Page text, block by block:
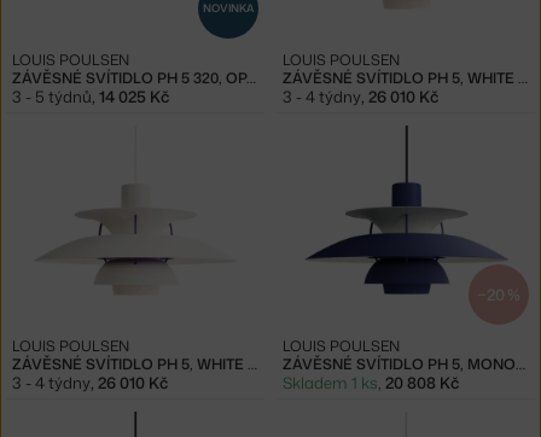
NOVINKA
ZÁVĚSNÉ SVÍTIDLO PH 5 320, OPAL BEIGE
LOUIS POULSEN
3 - 5 týdnů, 14 025 Kč
ZÁVĚSNÉ SVÍTIDLO PH 5, WHITE MODERN
LOUIS POULSEN
3 - 4 týdny, 26 010 Kč
ZÁVĚSNÉ SVÍTIDLO PH 5, WHITE CLASSIC
LOUIS POULSEN
3 - 4 týdny, 26 010 Kč
−20 %
ZÁVĚSNÉ SVÍTIDLO PH 5, MONOCHROME DUSTY INDIGO
LOUIS POULSEN
Skladem 1 ks, 20 808 Kč